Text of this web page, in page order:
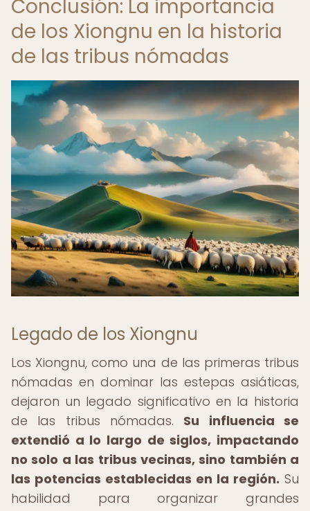
Conclusión: La importancia
de los Xiongnu en la historia
de las tribus nómadas
Legado de los Xiongnu
Los Xiongnu, como una de las primeras tribus
nómadas en dominar las estepas asiáticas,
dejaron un legado significativo en la historia
de las tribus nómadas. Su influencia se
extendió a lo largo de siglos, impactando
no solo a las tribus vecinas, sino también a
las potencias establecidas en la región. Su
habilidad para organizar grandes